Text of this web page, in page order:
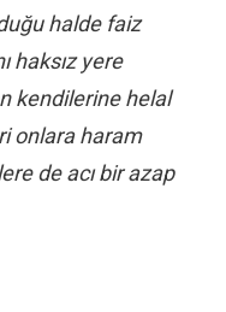
halde faiz
haksız yere
kendilerine helal
onlara haram
de acı bir azap